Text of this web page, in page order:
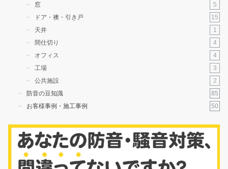
窓
5
ドア・襖・引き戸
15
天井
1
間仕切り
4
オフィス
4
工場
3
公共施設
2
防音の豆知識
85
お客様事例・施工事例
50